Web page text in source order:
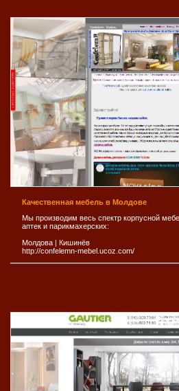
Качественная мебель в Молдове
Мы производим весь спектр корпусной
аптек и парикмахерских:
Молдова | Кишинёв
http://confelemn-mebel.ucoz.com/